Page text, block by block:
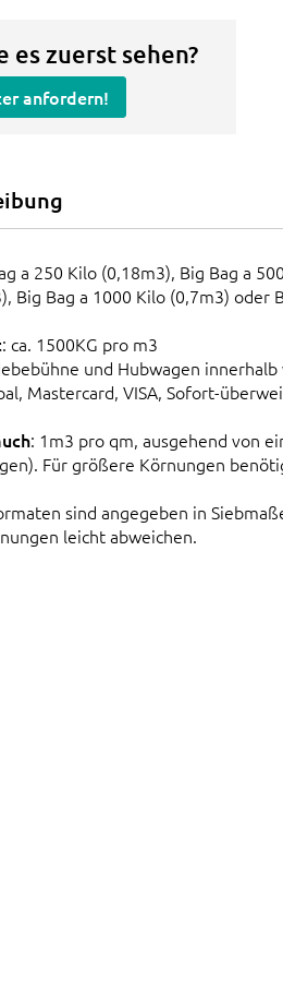
es zuerst sehen?
anfordern!
a 250 Kilo (0,18m3), Big Bag a
Big Bag a 1000 Kilo (0,7m3) oder
: ca. 1500KG pro m3
und Hubwagen
Mastercard, VISA, Sofort-
: 1m3 pro qm, ausgehend von
Für größere Körnungen
sind angegeben in
leicht abweichen.